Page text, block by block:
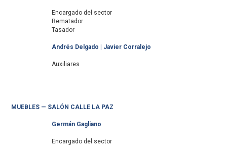
Encargado del sector
Rematador
Tasador
Andrés Delgado | Javier Corralejo
Auxiliares
MUEBLES — SALÓN CALLE LA PAZ
Germán Gagliano
Encargado del sector